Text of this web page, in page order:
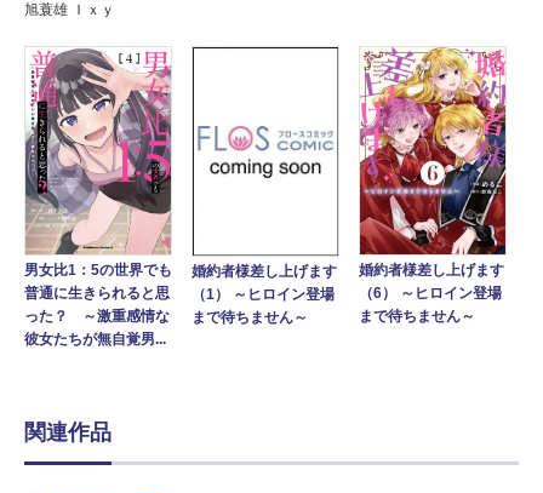
旭蓑雄 Ｉｘｙ
男女比1：5の世界でも
普通に生きられると思
った？ ～激重感情な
彼女たちが無自覚男...
婚約者様差し上げます
（1） ～ヒロイン登場
まで待ちません～
婚約者様差し上げます
（6） ～ヒロイン登場
まで待ちません～
関連作品